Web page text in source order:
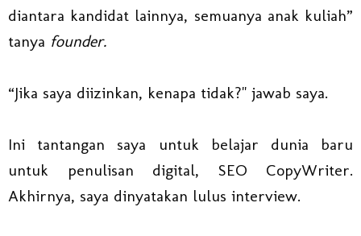
diantara kandidat lainnya, semuanya anak kuliah”
tanya founder.
“Jika saya diizinkan, kenapa tidak?" jawab saya.
Ini tantangan saya untuk belajar dunia baru
untuk penulisan digital, SEO CopyWriter.
Akhirnya, saya dinyatakan lulus interview.